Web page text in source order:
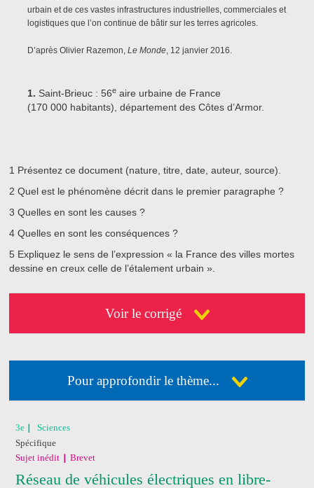
urbain et de ces vastes infrastructures industrielles, commerciales et
logistiques que l’on continue de bâtir sur les terres agricoles.
D’après Olivier Razemon, Le Monde, 12 janvier 2016.
1. Saint-Brieuc : 56eaire urbaine de France
(170 000 habitants), département des Côtes d’Armor.
1 Présentez ce document (nature, titre, date, auteur, source).
2 Quel est le phénomène décrit dans le premier paragraphe ?
3 Quelles en sont les causes ?
4 Quelles en sont les conséquences ?
5 Expliquez le sens de l’expression « la France des villes mortes
dessine en creux celle de l’étalement urbain ».
Voir le corrigé
Déja abonné ?
Pour approfondir le thème...
3e
Sciences
Spécifique
Sujet inédit
Brevet
Réseau de véhicules électriques en libre-